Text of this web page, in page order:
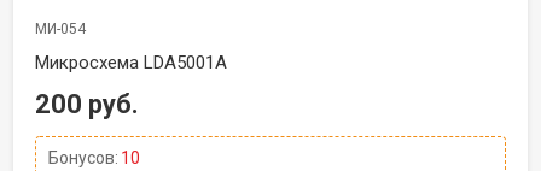
МИ-054
Микросхема LDA5001A
200 руб.
Бонусов: 10